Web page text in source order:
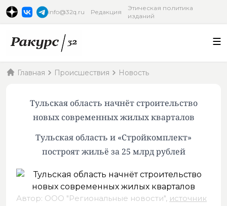
info@32q.ru Редакция
Этическая политика
изданий
Главная Происшествия Новость
Тульская область начнёт строительство
новых современных жилых кварталов
Тульская область и «Стройкомплект»
построят жильё за 25 млрд рублей
Автор: ООО "Региональные новости", источник